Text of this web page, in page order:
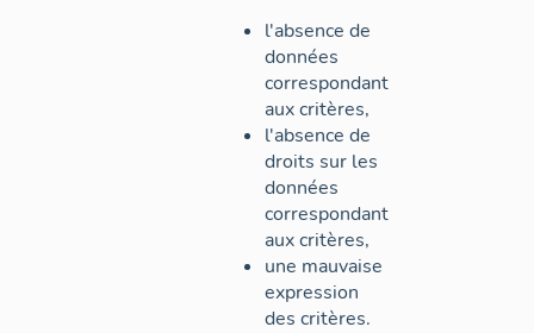
l'absence de
données
correspondant
aux critères,
l'absence de
droits sur les
données
correspondant
aux critères,
une mauvaise
expression
des critères.